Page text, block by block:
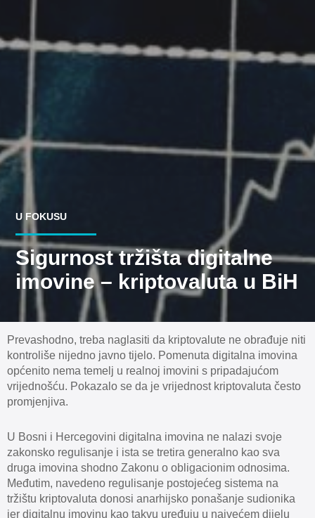
U FOKUSU
Sigurnost tržišta digitalne
imovine – kriptovaluta u BiH
Prevashodno, treba naglasiti da kriptovalute ne obrađuje niti
kontroliše nijedno javno tijelo. Pomenuta digitalna imovina
općenito nema temelj u realnoj imovini s pripadajućom
vrijednošću. Pokazalo se da je vrijednost kriptovaluta često
promjenjiva.
U Bosni i Hercegovini digitalna imovina ne nalazi svoje
zakonsko regulisanje i ista se tretira generalno kao sva
druga imovina shodno Zakonu o obligacionim odnosima.
Međutim, navedeno regulisanje postojećeg sistema na
tržištu kriptovaluta donosi anarhijsko ponašanje sudionika
jer digitalnu imovinu kao takvu uređuju u najvećem dijelu